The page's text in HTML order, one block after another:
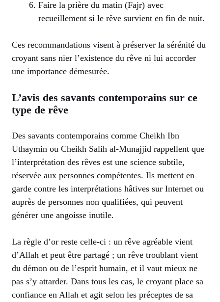
Faire la prière du matin (Fajr) avec
recueillement si le rêve survient en fin de nuit.
Ces recommandations visent à préserver la sérénité du
croyant sans nier l’existence du rêve ni lui accorder
une importance démesurée.
L’avis des savants contemporains sur ce
type de rêve
Des savants contemporains comme Cheikh Ibn
Uthaymin ou Cheikh Salih al-Munajjid rappellent que
l’interprétation des rêves est une science subtile,
réservée aux personnes compétentes. Ils mettent en
garde contre les interprétations hâtives sur Internet ou
auprès de personnes non qualifiées, qui peuvent
générer une angoisse inutile.
La règle d’or reste celle-ci : un rêve agréable vient
d’Allah et peut être partagé ; un rêve troublant vient
du démon ou de l’esprit humain, et il vaut mieux ne
pas s’y attarder. Dans tous les cas, le croyant place sa
confiance en Allah et agit selon les préceptes de sa